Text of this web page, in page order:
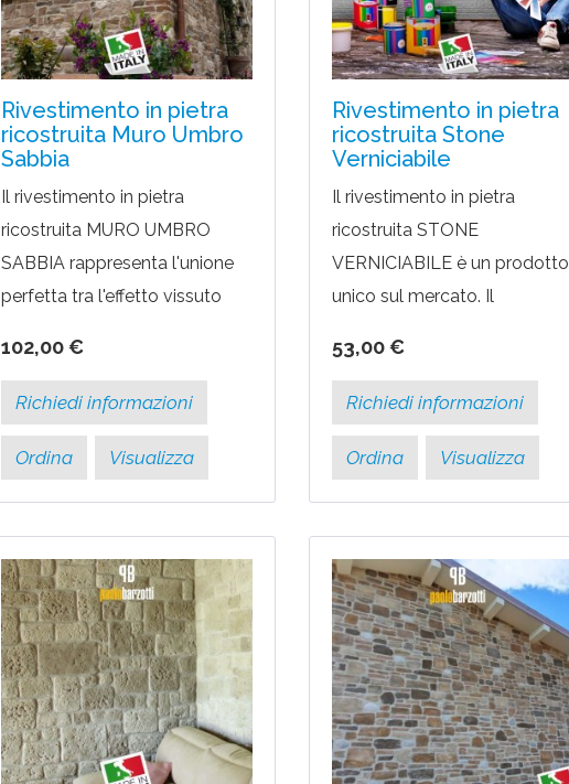
Rivestimento in pietra
ricostruita Muro Umbro
Sabbia
Il rivestimento in pietra
ricostruita MURO UMBRO
SABBIA rappresenta l'unione
perfetta tra l'effetto vissuto
umile del mattone. Il
rivestimento si...
102,00 €
Richiedi informazioni
Ordina Visualizza
Rivestimento in pietra
ricostruita Stone
Verniciabile
Il rivestimento in pietra
ricostruita STONE
VERNICIABILE è un prodotto
unico sul mercato. Il
pitturato con qualsiasi tipo di
pittura per ottenere il...
53,00 €
Richiedi informazioni
Ordina Visualizza